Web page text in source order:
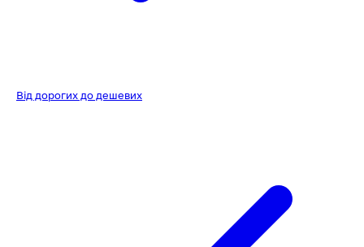
Від дорогих до дешевих